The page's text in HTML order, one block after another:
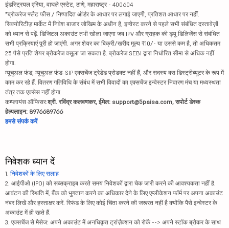
इंडस्ट्रियल एरिया, वाघले एस्टेट, ठाणे, महाराष्ट्र - 400604
*ब्रोकरेज फ्लैट फीस / निष्पादित ऑर्डर के आधार पर लगाई जाएगी, प्रतिशत आधार पर नहीं.
सिक्योरिटीज़ मार्केट में निवेश बाजार जोखिम के अधीन है, इन्वेस्ट करने से पहले सभी संबंधित दस्तावेज़ों
को ध्यान से पढ़ें. डिजिटल अकाउंट तभी खोला जाएगा जब IPV और ग्राहक की ड्यू डिलिजेंस से संबंधित
सभी प्रक्रियाएं पूरी हो जाएंगी. अगर शेयर का बिक्री/खरीद मूल्य ₹10/- या उससे कम है, तो अधिकतम
25 पैसे प्रति शेयर ब्रोकरेज वसूला जा सकता है. ब्रोकरेज SEBI द्वारा निर्धारित सीमा से अधिक नहीं
होगा.
म्यूचुअल फंड, म्यूचुअल फंड-SIP एक्सचेंज ट्रेडेड प्रोडक्ट नहीं हैं, और सदस्य बस डिस्ट्रीब्यूटर के रूप में
काम कर रहे हैं. वितरण गतिविधि के संबंध में सभी विवादों का एक्सचेंज इन्वेस्टर निवारण मंच या मध्यस्थता
तंत्र तक एक्सेस नहीं होगा.
कम्प्लायंस ऑफिसर:श्री. रविंद्र कलवणकर, ईमेल: support@5paisa.com, सपोर्ट डेस्क
हेल्पलाइन: 8976689766
हमसे संपर्क करें
निवेशक ध्यान दें
1. निवेशकों के लिए सलाह
2. आईपीओ (IPO) को सब्सक्राइब करते समय निवेशकों द्वारा चेक जारी करने की आवश्यकता नहीं है.
आवंटन की स्थिति में, बैंक को भुगतान करने का अधिकार देने के लिए एप्लीकेशन फॉर्म पर अपना अकाउंट
नंबर लिखें और हस्ताक्षर करें. रिफंड के लिए कोई चिंता करने की जरूरत नहीं है क्योंकि पैसे इन्वेस्टर के
अकाउंट में ही रहते हैं.
3. एक्सचेंज से मैसेज: अपने अकाउंट में अनधिकृत ट्रांज़ैक्शन को रोकें --> अपने स्टॉक ब्रोकर के साथ